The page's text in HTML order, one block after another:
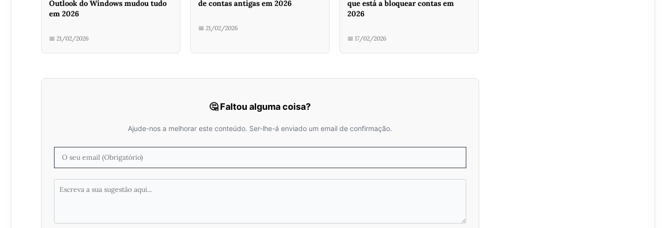
Outlook do Windows mudou tudo
em 2026
📅 21/02/2026
de contas antigas em 2026
📅 21/02/2026
que está a bloquear contas em
2026
📅 17/02/2026
🤔 Faltou alguma coisa?
Ajude-nos a melhorar este conteúdo. Ser-lhe-á enviado um email de confirmação.